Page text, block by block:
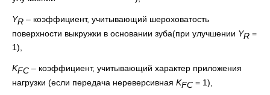
YR – коэффициент, учитывающий шероховатость
поверхности выкружки в основании зуба(при улучшении YR =
1),
KFC – коэффициент, учитывающий характер приложения
нагрузки (если передача нереверсивная KFС = 1),